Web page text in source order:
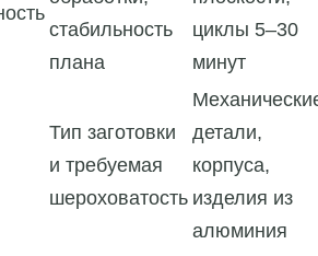
стабильность
плана
циклы 5–30
минут
Тип заготовки
и требуемая
шероховатость
детали,
корпуса,
изделия из
алюминия